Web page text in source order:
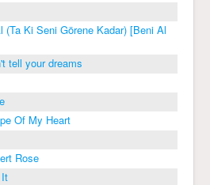
Ki Seni Görene Kadar) [Beni Al
tell your dreams
Of My Heart
Rose